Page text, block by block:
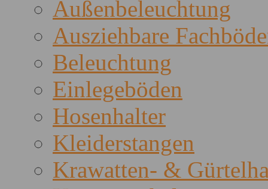
Außenbeleuchtung
Ausziehbare
Beleuchtung
Einlegeböden
Hosenhalter
Kleiderstangen
Krawatten- &